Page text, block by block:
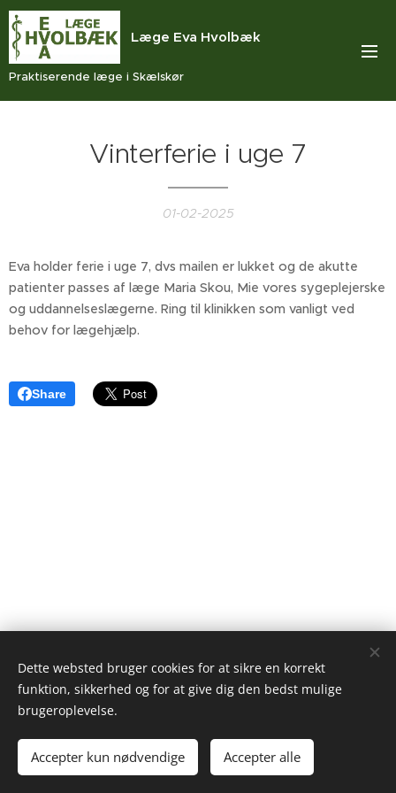
Læge Eva Hvolbæk
Praktiserende læge i Skælskør
Vinterferie i uge 7
01-02-2025
Eva holder ferie i uge 7, dvs mailen er lukket og de akutte
patienter passes af læge Maria Skou, Mie vores sygeplejerske
og uddannelseslægerne. Ring til klinikken som vanligt ved
behov for lægehjælp.
Share
Cookies
Dette websted bruger cookies for at sikre en korrekt
funktion, sikkerhed og for at give dig den bedst mulige
brugeroplevelse.
Accepter kun nødvendige Accepter alle